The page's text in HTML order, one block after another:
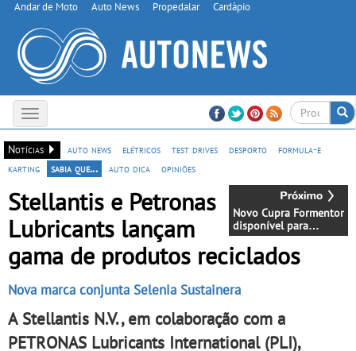
Andar de Moto Auto News Propedalar Cardápio
Toggle
navigation
Notícias
auto news elétricos test drives desporto
formula-e
karting
sabia que... auto dica opiniões
Novo Cupra Formentor
disponível para
encomenda - Motores
com quatro
tecnologias diferentes:
Diesel
Stellantis e Petronas
Lubricants lançam
gama de produtos reciclados
Nova marca conjunta Selenia Sustainera
A Stellantis N.V., em colaboração com a
PETRONAS Lubricants International (PLI),